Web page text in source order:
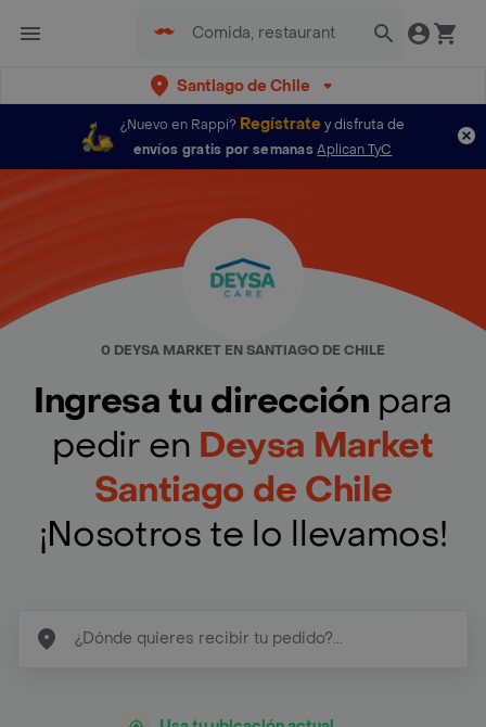
Santiago de Chile
¿Nuevo en Rappi? Regístratey disfruta de
envíos gratis por semanas Aplican TyC
0 DEYSA MARKET EN SANTIAGO DE CHILE
Ingresa tu dirección para
pedir en Deysa Market
Santiago de Chile
¡Nosotros te lo llevamos!